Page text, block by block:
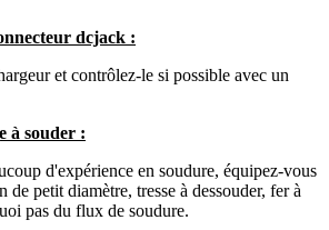
dcjack :
et contrôlez-le si possible avec un
à souder :
d'expérience en soudure, équipez-vous
de petit diamètre, tresse à dessouder, fer à
pas du flux de soudure.